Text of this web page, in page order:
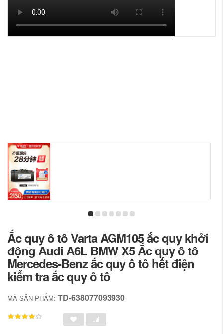
Ắc quy ô tô Varta AGM105 ắc quy khởi
động Audi A6L BMW X5 Ắc ​​quy ô tô
Mercedes-Benz ắc quy ô tô hết điện
kiểm tra ắc quy ô tô
MÃ SẢN PHẨM: TD-638077093930